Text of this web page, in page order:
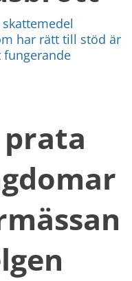
har rätt till stöd är